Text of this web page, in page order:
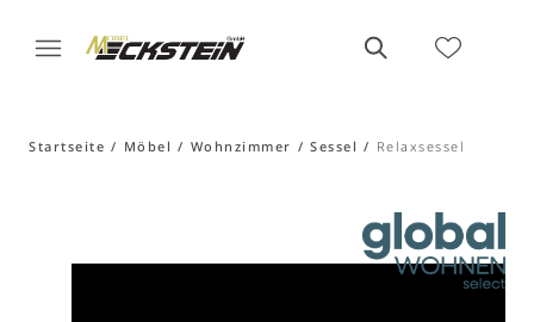
Startseite Möbel Wohnzimmer Sessel Relaxsessel